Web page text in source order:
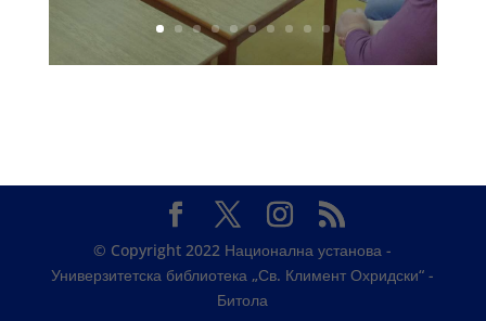
© Copyright 2022 Национална установа -
Универзитетска библиотека „Св. Климент Охридски“ -
Битола